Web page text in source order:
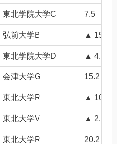
東北学院大学C 7.5
弘前大学B ▲ 15.2
東北学院大学D ▲ 4.9
会津大学G 15.2
東北大学R ▲ 10.7
東北大学V ▲ 2.3
東北大学R 20.2